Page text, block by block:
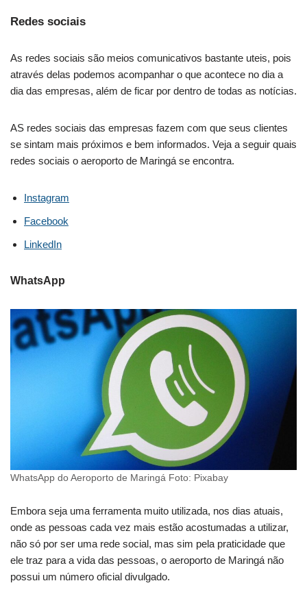
Redes sociais
As redes sociais são meios comunicativos bastante uteis, pois
através delas podemos acompanhar o que acontece no dia a
dia das empresas, além de ficar por dentro de todas as notícias.
AS redes sociais das empresas fazem com que seus clientes
se sintam mais próximos e bem informados. Veja a seguir quais
redes sociais o aeroporto de Maringá se encontra.
Instagram
Facebook
LinkedIn
WhatsApp
WhatsApp do Aeroporto de Maringá Foto: Pixabay
Embora seja uma ferramenta muito utilizada, nos dias atuais,
onde as pessoas cada vez mais estão acostumadas a utilizar,
não só por ser uma rede social, mas sim pela praticidade que
ele traz para a vida das pessoas, o aeroporto de Maringá não
possui um número oficial divulgado.